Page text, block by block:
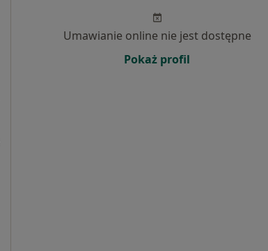
Umawianie online nie jest dostępne
Pokaż profil